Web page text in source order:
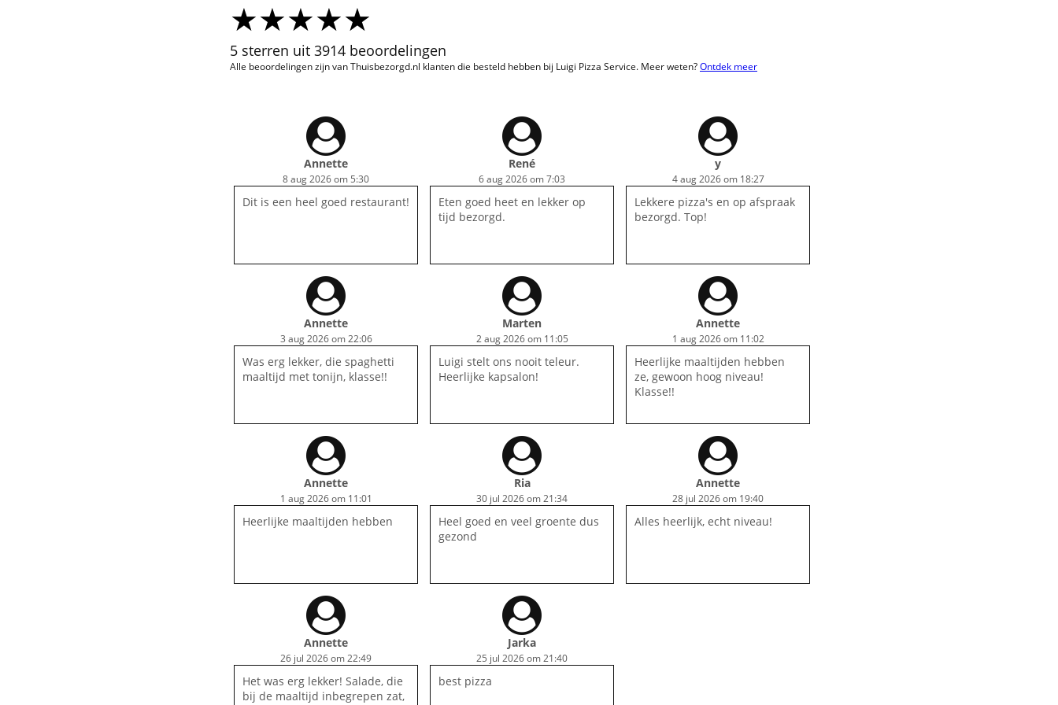
5 sterren uit 3914 beoordelingen
Alle beoordelingen zijn van Thuisbezorgd.nl klanten die besteld hebben bij Luigi Pizza Service. Meer weten?Ontdek meer
Annette
8 aug 2026 om 5:30
Dit is een heel goed restaurant!
René
6 aug 2026 om 7:03
Eten goed heet en lekker op
tijd bezorgd.
y
4 aug 2026 om 18:27
Lekkere pizza's en op afspraak
bezorgd. Top!
Annette
3 aug 2026 om 22:06
Was erg lekker, die spaghetti
maaltijd met tonijn, klasse!!
Marten
2 aug 2026 om 11:05
Luigi stelt ons nooit teleur.
Heerlijke kapsalon!
Annette
1 aug 2026 om 11:02
Heerlijke maaltijden hebben
ze, gewoon hoog niveau!
Klasse!!
Annette
1 aug 2026 om 11:01
Heerlijke maaltijden hebben
Ria
30 jul 2026 om 21:34
Heel goed en veel groente dus
gezond
Annette
28 jul 2026 om 19:40
Alles heerlijk, echt niveau!
Annette
26 jul 2026 om 22:49
Het was erg lekker! Salade, die
bij de maaltijd inbegrepen zat,
Jarka
25 jul 2026 om 21:40
best pizza